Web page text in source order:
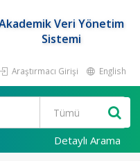
Veri Yönetim
Sistemi
Araştırmacı Girişi English
Detaylı Arama